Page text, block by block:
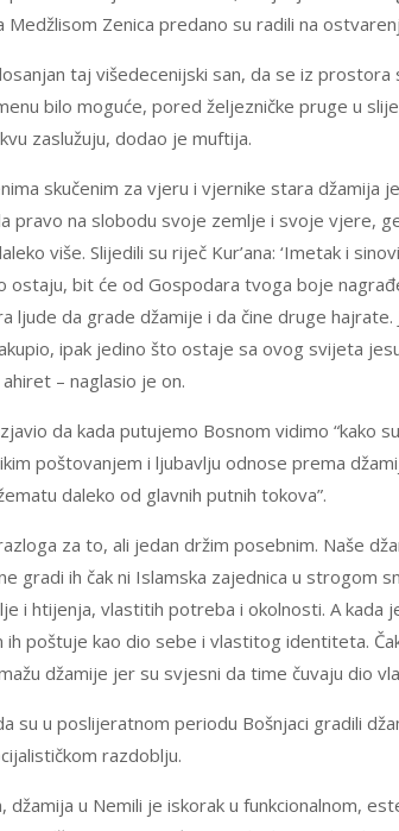
Medžlisom Zenica predano su radili na
taj višedecenijski san, da se iz
bilo moguće, pored željezničke pruge u
zaslužuju, dodao je muftija.
skučenim za vjeru i vjernike stara džamija
pravo na slobodu svoje zemlje i svoje vjere,
više. Slijedili su riječ Kur’ana: ‘Imetak i
ostaju, bit će od Gospodara tvoga boje
ljude da grade džamije i da čine druge
ipak jedino što ostaje sa ovog svijeta
– naglasio je on.
da kada putujemo Bosnom vidimo “kako
poštovanjem i ljubavlju odnose prema
daleko od glavnih putnih tokova”.
za to, ali jedan držim posebnim. Naše
gradi ih čak ni Islamska zajednica u strogom
i htijenja, vlastitih potreba i okolnosti. A kada
ih poštuje kao dio sebe i vlastitog identiteta.
džamije jer su svjesni da time čuvaju dio
su u poslijeratnom periodu Bošnjaci gradili
razdoblju.
džamija u Nemili je iskorak u funkcionalnom,